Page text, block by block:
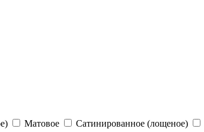
Матовое Сатинированное (лощеное)